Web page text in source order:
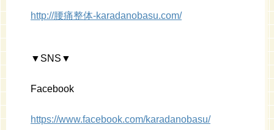
http://腰痛整体-karadanobasu.com/
▼SNS▼
Facebook
https://www.facebook.com/karadanobasu/